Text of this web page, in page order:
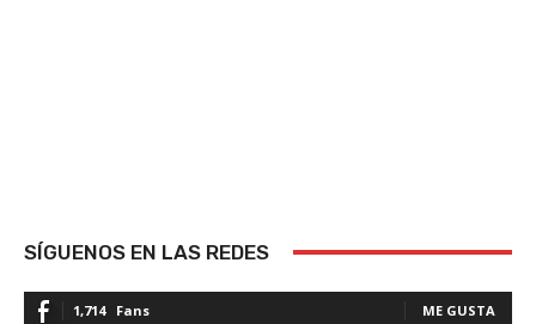
SÍGUENOS EN LAS REDES
1,714 Fans ME GUSTA